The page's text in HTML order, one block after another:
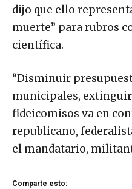
dijo que ello
muerte” para rubros
científica.
“Disminuir
municipales, extinguir
fideicomisos va en
republicano,
el mandatario,
Comparte esto: